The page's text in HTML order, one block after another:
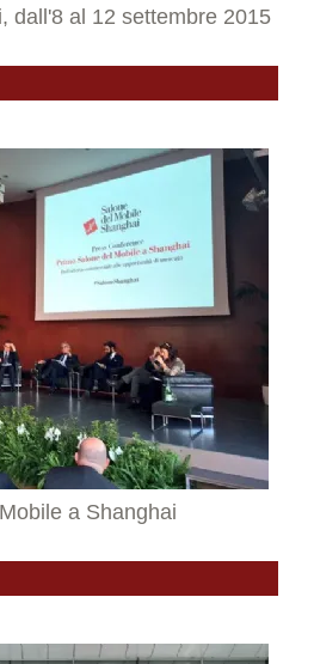
dall'8 al 12 settembre 2015
a Shanghai